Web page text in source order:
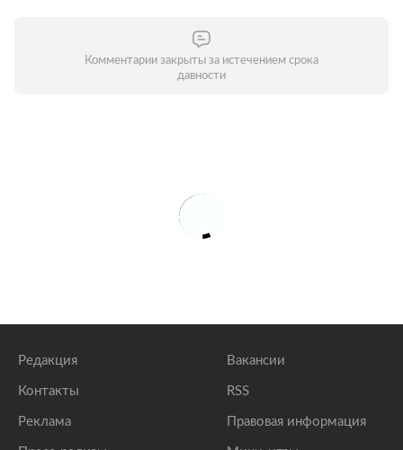
Комментарии закрыты за истечением срока
давности
Редакция
Контакты
Реклама
Вакансии
RSS
Правовая информация